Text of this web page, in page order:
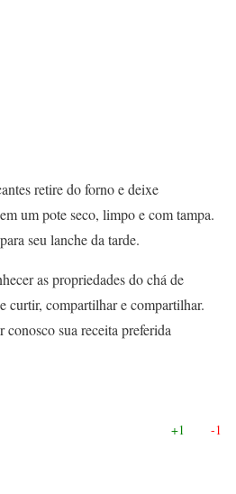
retire do forno e deixe
um pote seco, limpo e com tampa.
seu lanche da tarde.
as propriedades do chá de
curtir, compartilhar e compartilhar.
sua receita preferida
+1 -1